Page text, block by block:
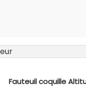
Fauteuil coquille